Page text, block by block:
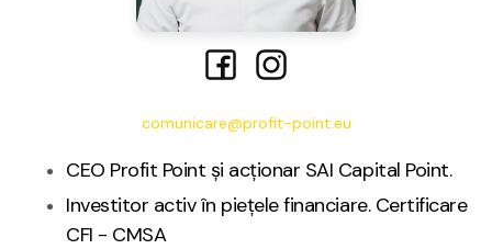
comunicare@profit-point.eu
CEO Profit Point și acționar SAI Capital Point.
Investitor activ în piețele financiare. Certificare
CFI - CMSA